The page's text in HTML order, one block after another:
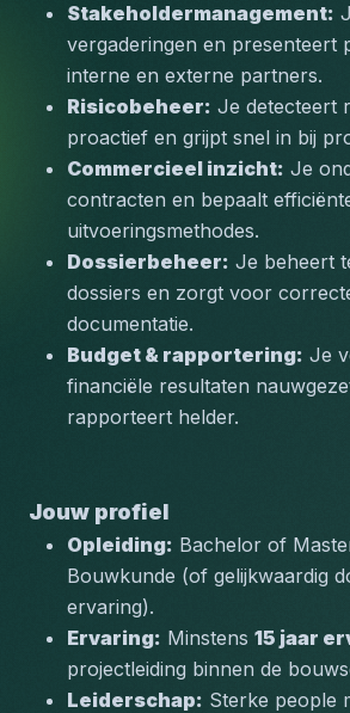
Stakeholdermanagement:
vergaderingen en presenteert
interne en externe partners.
Risicobeheer: Je detecteert
proactief en grijpt snel in bij
Commercieel inzicht: Je
contracten en bepaalt
uitvoeringsmethodes.
Dossierbeheer: Je beheert
dossiers en zorgt voor
documentatie.
Budget & rapportering: Je
financiële resultaten
rapporteert helder.
Jouw profiel
Opleiding: Bachelor of
Bouwkunde (of gelijkwaardig
ervaring).
Ervaring: Minstens 15 jaar
projectleiding binnen de
Leiderschap: Sterke people